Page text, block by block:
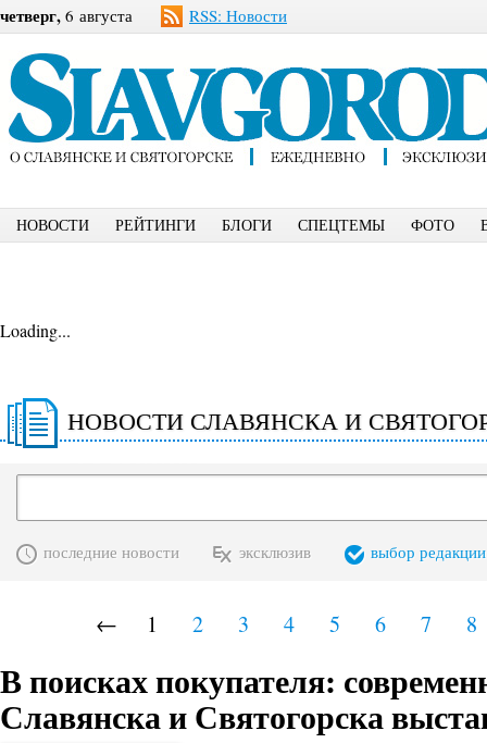
четверг, 6 августа RSS: Новости
НОВОСТИ РЕЙТИНГИ БЛОГИ СПЕЦТЕМЫ ФОТО
Loading...
НОВОСТИ СЛАВЯНСКА И
РЕДАКЦИИ
последние новости эксклюзив выбор редакции
← 1 2 3 4 5 6 7 8
В поисках покупателя:
Славянска и Святогорска